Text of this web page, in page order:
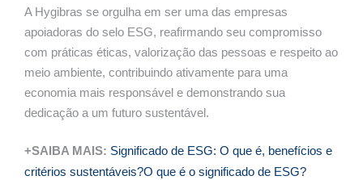
A Hygibras se orgulha em ser uma das empresas
apoiadoras do selo ESG, reafirmando seu compromisso
com práticas éticas, valorização das pessoas e respeito ao
meio ambiente, contribuindo ativamente para uma
economia mais responsável e demonstrando sua
dedicação a um futuro sustentável.
+SAIBA MAIS: Significado de ESG: O que é, benefícios e
critérios sustentáveis?O que é o significado de ESG?